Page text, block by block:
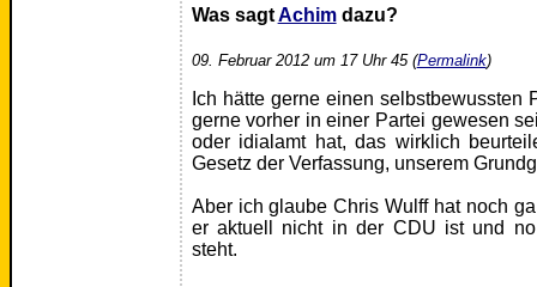
Was sagtAchimdazu?
09. Februar 2012 um 17 Uhr 45 (Permalink)
Ich hätte gerne einen selbstbewussten
gerne vorher in einer Partei gewesen
oder idialamt hat, das wirklich
Gesetz der Verfassung, unserem
Aber ich glaube Chris Wulff hat noch
er aktuell nicht in der CDU ist und
steht.